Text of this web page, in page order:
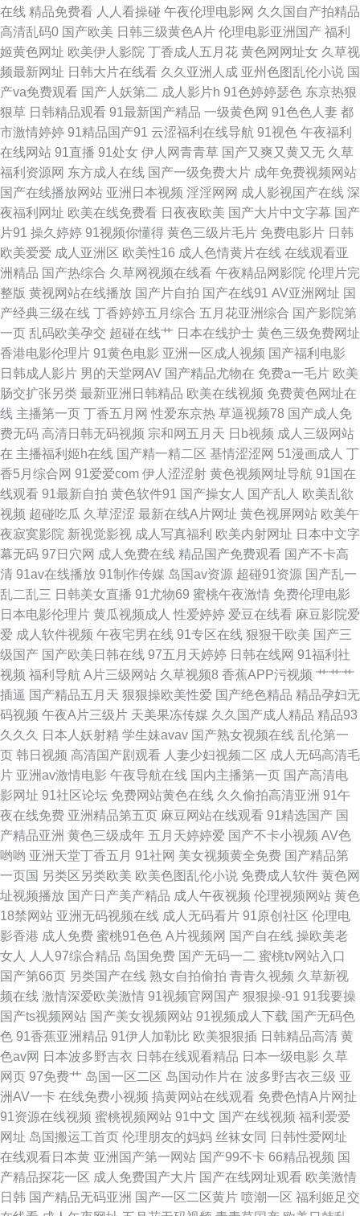
频导航 91成人在线初夜 国内草逼中文字幕 人人操人人草 午夜激情按摩 久久
婷婷热艹黑丝 熟妇超碰自拍 91免费视频网站 第一导航 狼友内射日韩无码 日
本抠逼 国产在线第9页 日韩有码视频网 91国产香蕉 国产午夜精品福利 欧美
性爱在线影院 香蕉视频网 99超碰麻豆 国产精品情侣自拍 日韩激情三级片 91
视频在线观看 国产视频11页 欧美肏屄狂欢 欧美操逼一区二区 伊人大香蕉在
线 成人不卡a人电影 老湿影院免费看 影视Av第一页 国产久超碰 欧美亚州国
产 2026男人网站 成人另类免费视频 久草国产原创 日韩成人在线网址 18色
网 大香蕉伊人網 人妖自慰网站 91高清视频网站 国产一二一二级 人妻人操
91青青 国产av第一页 男人天堂网在线 午夜局厂91爱爱 91偷拍视频网 老司
机香蕉久久 亚洲一区综合 成人中文字幕一区 美女变态网站 伪娘ts网站 99精
品外围视频 黑丝变态人妖 日本美女视频 91c逼 国产性爱在线 日本色色网 97
超碰在线公开 国内九九亚 欧洲一区二区 99青青草视频 国内AV草逼影视 欧
美性爱二三四区 亚洲一区日韩欧美 av变态另类影院 日本丝袜足交 91欧美性
爱 国产传媒日韩一区 欧美特集黄色A片 www99肏 黄色色情网站 日韩变态另
类 91熟女视频 久草超碰 成人韩国在线看A 欧美午夜成人色片 最新av资源 韩
国福利在线 亚洲第五页色图 传媒精品入口免费 日本黄网在线 亚洲四虎有码
中文 wwww色鬼 日韩三级aa 91中文永久 青娱乐三级 超碰天天人人 深夜激
情av 97超碰影视 国内AV影院 成人伊人性爱网 亚洲草逼网站
在线 精品免费看 人人看操碰 午夜伦理电影网 久久国自产拍精品
高清乱码0 国产欧美 日韩三级黄色A片 伦理电影亚洲国产 福利
姬黄色网址 欧美伊人影院 丁香成人五月花 黄色网网址女 久草视
频最新网址 日韩大片在线看 久久亚洲人成 亚州色图乱伦小说 国
产va免费观看 国产人妖第二 成人影片h 91色婷婷瑟色 东京热狠
狠草 日韩精品观看 91最新国产精品 一级黄色网 91色色人妻 都
市激情婷婷 91精品国产91 云涩福利在线导航 91视色 午夜福利
在线网站 91直播 91处女 伊人网青青草 国产又爽又黄又无 久草
福利资源网 东方成人在线 国产一级免费大片 成年免费视频网站
国产在线播放网站 亚洲日本视频 淫淫网网 成人影视国产在线 深
夜福利网址 欧美在线免费看 日夜夜欧美 国产大片中文字幕 国产
片91 操久婷婷 91视频你懂得 黄色三级片毛片 免费电影片 日韩
欧美爱爱 成人亚洲区 欧美性16 成人色情黄片在线 在线观看亚
洲精品 国产热综合 久草网视频在线看 午夜精品网影院 伦理片完
整版 黄视网站在线播放 国产片自拍 国产在线91 AV亚洲网址 国
产经典三级在线 丁香婷婷五月综合 五月花亚洲综合 国产影院第
一页 乱码欧美孕交 超碰在线艹 日本在线护士 黄色三级免费网址
香港电影伦理片 91黄色电影 亚洲一区成人视频 国产福利电影
日韩成人影片 男的天堂网AV 国产精品尤物在 免费a一毛片 欧美
肠交扩张另类 最新亚洲日韩精品 欧美在线视频 免费黄色网址在
线 主播第一页 丁香五月网 性爱东京热 草逼视频78 国产成人免
费无码 高清日韩无码视频 宗和网五月天 日b视频 成人三级网站
在 主播福利姬h在线 国产精一精二区 基情涩涩网 51漫画成人 丁
香5月综合网 91爱爱com 伊人涩涩射 黄色视频网址导航 91国在
线观看 91最新自拍 黄色软件91 国产操女人 国产乱人 欧美乱欲
视频 超碰吃瓜 久草涩涩 最新在线A片网址 黄色视屏网站 欧美午
夜寂寞影院 新视觉影视 成人写真福利 欧美内射网址 日本中文字
幕无码 97日穴网 成人免费在线 精品国产免费观看 国产不卡高
清 91av在线播放 91制作传媒 岛国av资源 超碰91资源 国产乱一
乱二乱三 日韩美女直播 91尤物69 蜜桃午夜激情 免费伦理电影
日本电影伦理片 黄瓜视频成人 性爱婷婷 爱豆在线看 麻豆影院爱
爱 成人软件视频 午夜宅男在线 91专区在线 狠狠干欧美 国产三
级国产 国产欧美日韩在线 97五月天婷婷 日韩在线网 91福利社
视频 福利导航 A片三级网站 久草视频8 香蕉APP污视频 艹艹艹
插逼 国产精品五月天 狠狠操欧美性爱 国产绝色精品 精品孕妇无
码视频 午夜A片三级片 天美果冻传媒 久久国产成人精品 精品93
久久久
日本人妖射精 学生妹avav 国产熟女视频在线 乱伦第一
页 韩日视频 高清国产剧观看 人妻少妇视频二区 成人无码高清毛
片 亚洲av激情电影 午夜导航在线 国内主播第一页 国产高清电
影网址 91社区论坛 免费网站黄色在线 久久偷拍高清亚洲 91午
夜在线免费 亚洲精品第五页 麻豆网站在线观看 91精选国产 国
产精品亚洲 黄色三级成年 五月天婷婷爱 国产不卡小视频 AV色
哟哟 亚洲天堂丁香五月 91社网 美女视频黄全免费 国产精品第
一页国 另类区另类欧美 欧美色图乱伦小说 免费成人软件 黄色网
址视频播放 国产日产美产精品 成人午夜视频 伦理视频网站 黄色
18禁网站 亚洲无码视频在线 成人无码看片 91原创社区 伦理电
影香港 成人免费 蜜桃91色色 A片视频网 国产自在线 操欧美老
女人
人人97综合精品 岛国免费 国产无码一二 蜜桃tv网站入口
国产第66页 另类国产在线 熟女自拍偷拍 青青久视频 久草新视
频在线 激情深爱欧美激情 91视频官网国产 狠狠操-91 91我要操
国产ts视频网站 国产美女视频网站 91视频成人下载 国产无码色
色 91香蕉亚洲精品 91伊人加勒比 欧美狠狠插 日韩精品高清 黄
色av网 日本波多野吉衣 日韩在线观看精品 日本一级电影 久草
网页 97免费艹 岛国一区二区 岛国动作片在 波多野吉衣三级 亚
洲AV一卡 在线免费小视频 搞黄网站在线观看 免费色情A片网扯
91资源在线视频 蜜桃视频网站 91中文 国产在线视频 福利爱爱
网址 岛国搬运工首页 伦理朋友的妈妈 丝袜女同 日韩性爱网址
在线观看日本黄 亚洲国产第一网站 国产99不卡 66精品视频 国
产精品探花一区 成人免费国产大片 国产在线网址观看 欧美激情
日韩 国产精品无码亚洲 国产一区二区黄片 喷潮一区 福利姬足交